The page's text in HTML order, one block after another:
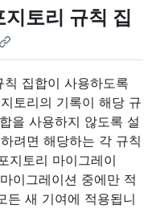
토리 규칙 집
집합이 사용하도록
토리의 기록이 해당 규
을 사용하지 않도록 설
려면 해당하는 각 규칙
지토리 마이그레이
이그레이션 중에만 적
든 새 기여에 적용됩니